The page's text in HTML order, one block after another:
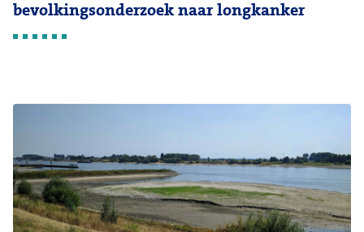
bevolkingsonderzoek naar longkanker